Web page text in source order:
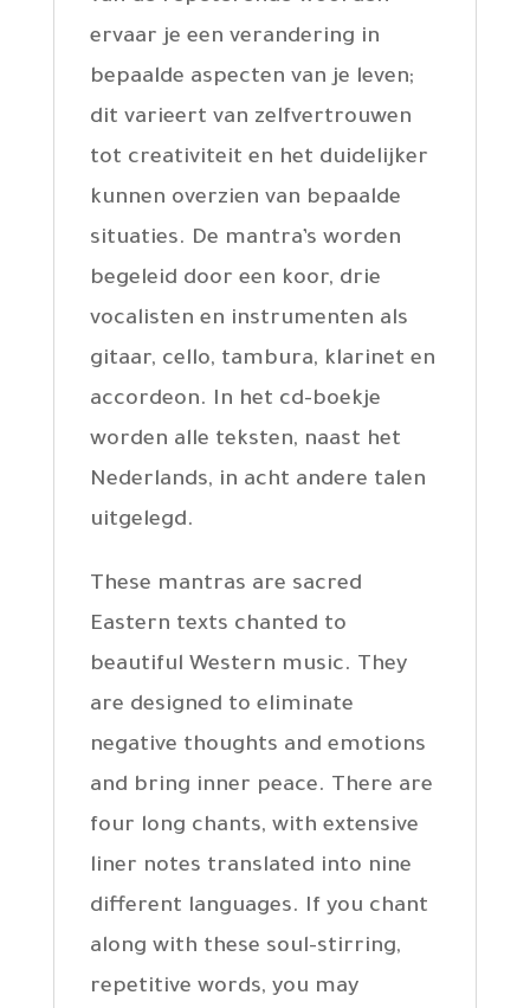
ervaar je een verandering in
bepaalde aspecten van je leven;
dit varieert van zelfvertrouwen
tot creativiteit en het duidelijker
kunnen overzien van bepaalde
situaties. De mantra’s worden
begeleid door een koor, drie
vocalisten en instrumenten als
gitaar, cello, tambura, klarinet en
accordeon. In het cd-boekje
worden alle teksten, naast het
Nederlands, in acht andere talen
uitgelegd.
These mantras are sacred
Eastern texts chanted to
beautiful Western music. They
are designed to eliminate
negative thoughts and emotions
and bring inner peace. There are
four long chants, with extensive
liner notes translated into nine
different languages. If you chant
along with these soul-stirring,
repetitive words, you may